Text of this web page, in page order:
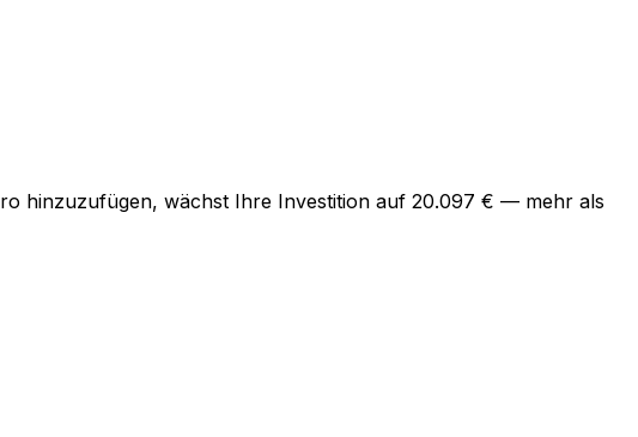
hinzuzufügen, wächst Ihre Investition auf 20.097 € — mehr als